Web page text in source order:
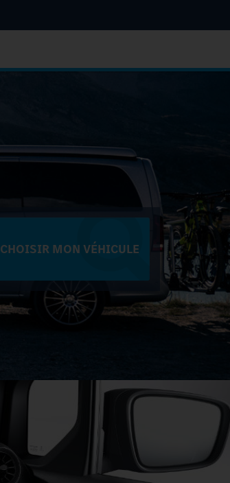
CHOISIR MON VÉHICULE